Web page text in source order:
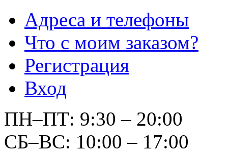
Адреса и телефоны
Что с моим заказом?
Регистрация
Вход
ПН–ПТ: 9:30 – 20:00
СБ–ВС: 10:00 – 17:00